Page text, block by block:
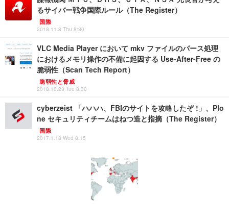
るサイバー戦争国際ルール（The Register）
国際
2018.11.8 Thu 8:30
VLC Media Player において mkv ファイルのパース処理
におけるメモリ操作の不備に起因する Use-After-Free の
脆弱性（Scan Tech Report）
脆弱性と脅威
2018.10.23 Tue 8:30
cyberzeist 「ハハハ、FBIのサイトを攻略したぞ !」、Plo
ne セキュリティチームはねつ造と指摘（The Register）
国際
2017.1.18 Wed 8:15